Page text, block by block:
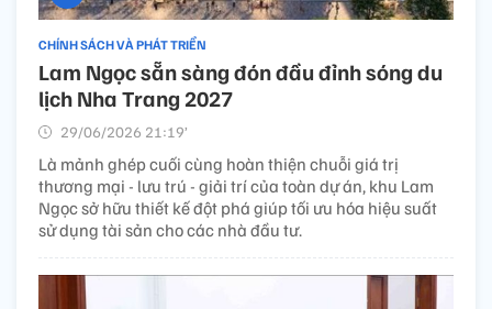
CHÍNH SÁCH VÀ PHÁT TRIỂN
Lam Ngọc sẵn sàng đón đầu đỉnh sóng du
lịch Nha Trang 2027
29/06/2026 21:19’
Là mảnh ghép cuối cùng hoàn thiện chuỗi giá trị
thương mại - lưu trú - giải trí của toàn dự án, khu Lam
Ngọc sở hữu thiết kế đột phá giúp tối ưu hóa hiệu suất
sử dụng tài sản cho các nhà đầu tư.